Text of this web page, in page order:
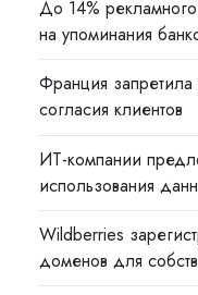
До 14% рекламного
на упоминания
Франция
согласия клиентов
ИТ-компании
использования
Wildberries
доменов для